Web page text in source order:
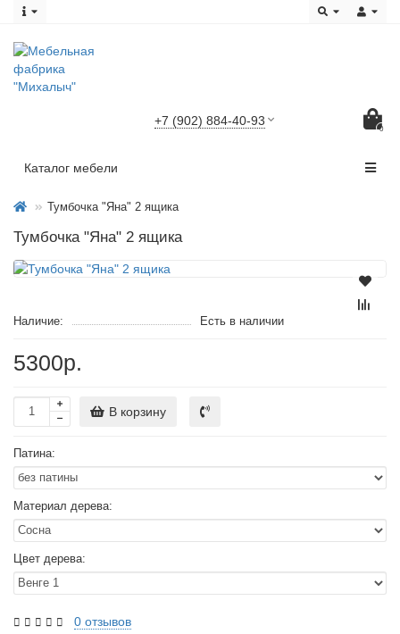
+7 (902) 884-40-93
0
Каталог мебели
Тумбочка "Яна" 2 ящика
Тумбочка "Яна" 2 ящика
Наличие: Есть в наличии
5300р.
В корзину
Патина:
Материал дерева:
Цвет дерева:
0 отзывов